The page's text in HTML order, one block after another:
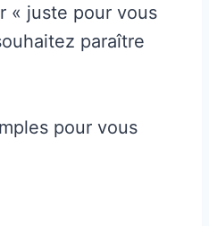
« juste pour vous
paraître
pour vous